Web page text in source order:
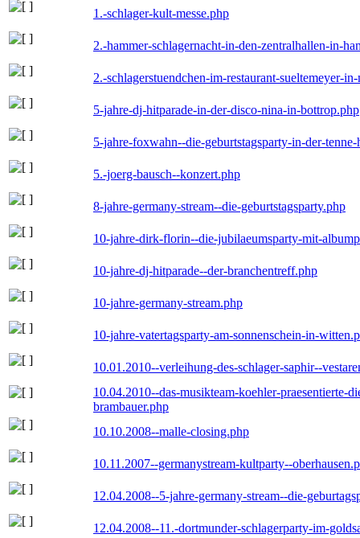
1.-schlager-kult-messe.php
2.-hammer-schlagernacht-in-den-zentralhallen-in-
2.-schlagerstuendchen-im-restaurant-sueltemeyer-
5-jahre-dj-hitparade-in-der-disco-nina-in-bottrop.php
5-jahre-foxwahn--die-geburtstagsparty-in-der-tenne-
5.-joerg-bausch--konzert.php
8-jahre-germany-stream--die-geburtstagsparty.php
10-jahre-dirk-florin--die-jubilaeumsparty-mit-
10-jahre-dj-hitparade--der-branchentreff.php
10-jahre-germany-stream.php
10-jahre-vatertagsparty-am-sonnenschein-in-
10.01.2010--verleihung-des-schlager-saphir--
10.04.2010--das-musikteam-koehler-praesentierte-
brambauer.php
10.10.2008--malle-closing.php
10.11.2007--germanystream-kultparty--
12.04.2008--5-jahre-germany-stream--die-
12.04.2008--11.-dortmunder-schlagerparty-im-